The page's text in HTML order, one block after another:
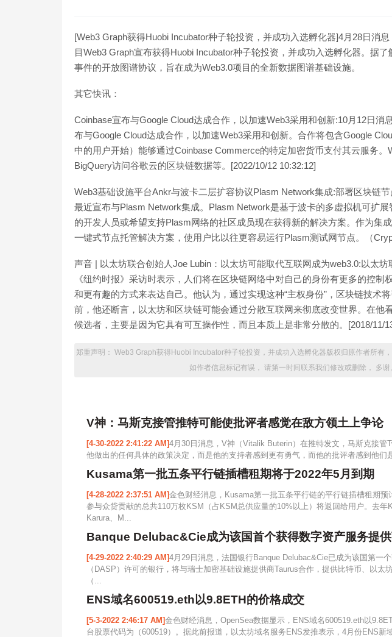
[Web3 Graph获得Huobi Incubator种子轮投资，并成功入选孵化器]4月28日消
目Web3 Graph宣布获得Huobi Incubator种子轮投资，并成功入选孵化器。据
事件的开放图谱协议，旨在成为Web3.0项目的全新数据图谱基础设施。
其它快讯：
Coinbase宣布与Google Cloud达成合作，以加速Web3采用和创新:10月12日消
布与Google Cloud达成合作，以加速Web3采用和创新。合作将包含Google
中的用户开始）能够通过Coinbase Commerce的特定加密货币支付其云服务。
BigQuery访问谷歌云的区块链数据等。[2022/10/12 10:32:12]
Web3基础设施平台Ankr与波卡二层扩容协议Plasm Network集成:部署区块链
最近宣布与Plasm Network集成。Plasm Network是基于波卡的多虚拟机可扩
的开发人员或希望支持Plasm网络的社区成员现在获得新的解决方案。作为集
一键式节点托管解决方案，使用户比以往更容易运行Plasm测试网节点。（
声音 | 以太坊联合创始人Joe Lubin：以太坊可能取代互联网成为web3.0:以太
《纽约时报》采访时表示，人们将在区块链网络中对自己的身份有更多的控制
和更有趣的方式来表达自己。他认为，通过实现这种“主权身份”，区块链技术
前，他还断言，以太坊和区块链可能会通过分散互联网来彻底改变世界。在他
候选者，主要是因为它具有可互操作性，而且本质上是非常分散的。[2018/11/
郑重声明： Web3 Graph获得Huobi Incubator种子轮投资，并成功入选孵化器版权归原作者所有
如作者信息标记有误， 请第一时间联系我们修改或删除， 多谢
V神：马斯克接管推特可能使批评者感觉在敌方领土上争论
[4-30-2022 2:41:22 AM]4月30日消息，V神（Vitalik Buterin）在推特发文，马斯克接管
他做出的任何具体的政策决定，而是他的支持者感到更有勇气，而他的批评者感到他们
Kusama第一批五条平行链插槽租期将于2022年5月到期
[4-28-2022 2:37:51 AM]金色财经消息，Kusama第一批五条平行链的平行链插槽租期预
参与众贷贡献的总共110万枚KSM（占KSM总供应量的10%以上）将返回给用户。去年
Karura、M...
Banque Delubac&Cie成为该国首个获得数字资产服务提
[4-29-2022 2:40:29 AM]4月29日消息，法国银行Banque Delubac&Cie已成为该国第一
（DASP）许可的银行，将与瑞士加密基础设施提供商Taurus合作，提供比特币、以太
（...
ENS域名600519.eth以9.8ETH的价格成交
[5-3-2022 2:46:17 AM]金色财经消息，OpenSea数据显示，ENS域名600519.eth以
台股票代码为（600519）。据此前报道，以太坊域名服务ENS发推表示，4月份ENS新